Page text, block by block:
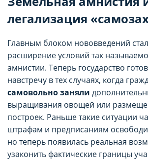
легализация
Главным блоком нововведений
расширение условий так
амнистии. Теперь государство
навстречу в тех случаях, когда
самовольно заняли
выращивания овощей или
построек. Раньше такие ситуации
штрафам и предписаниям
но теперь появилась реальная
узаконить фактические границы